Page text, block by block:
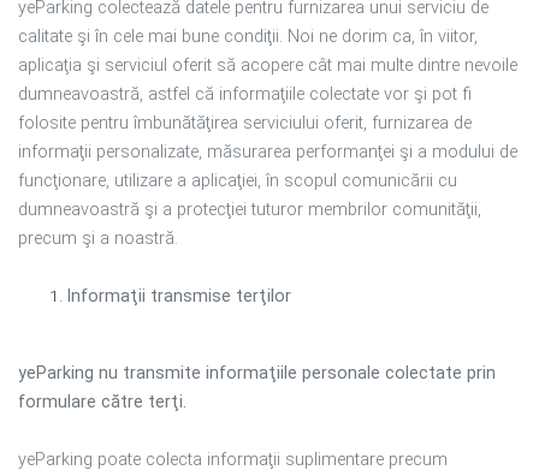
yeParking colectează datele pentru furnizarea unui serviciu de
calitate şi în cele mai bune condiţii. Noi ne dorim ca, în viitor,
aplicaţia şi serviciul oferit să acopere cât mai multe dintre nevoile
dumneavoastră, astfel că informaţiile colectate vor şi pot fi
folosite pentru îmbunătăţirea serviciului oferit, furnizarea de
informaţii personalizate, măsurarea performanţei şi a modului de
funcţionare, utilizare a aplicaţiei, în scopul comunicării cu
dumneavoastră şi a protecţiei tuturor membrilor comunităţii,
precum şi a noastră.
Informaţii transmise terţilor
yeParking nu transmite informaţiile personale colectate prin
formulare către terţi.
yeParking poate colecta informaţii suplimentare precum